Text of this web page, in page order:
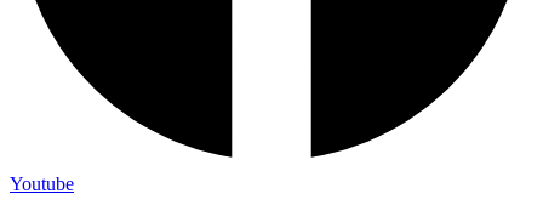
Youtube